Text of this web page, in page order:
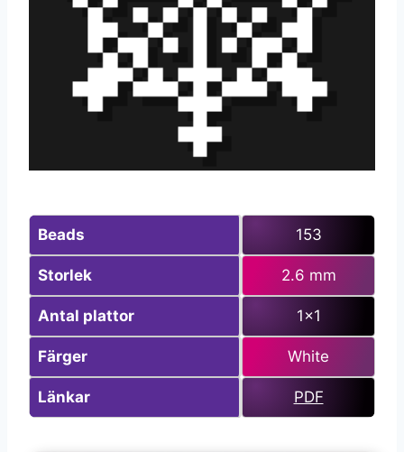
Beads 153
Storlek 2.6 mm
Antal plattor 1×1
Färger White
Länkar PDF